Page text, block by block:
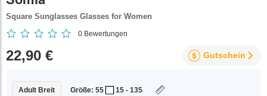
Square Sunglasses Glasses for Women
0 Bewertungen
22,90 € Gutschein
Adult Breit Größe: 55 15 - 135